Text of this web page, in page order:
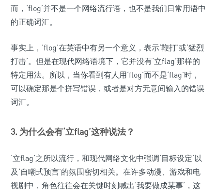
而，‘flog’并不是一个网络流行语，也不是我们日常用语中
的正确词汇。
事实上，‘flog’在英语中有另一个意义，表示‘鞭打’或‘猛烈
打击’。但是在现代网络语境下，它并没有‘立flag’那样的
特定用法。所以，当你看到有人用‘flog’而不是‘flag’时，
可以确定那是个拼写错误，或者是对方无意间输入的错误
词汇。
3. 为什么会有‘立flag’这种说法？
‘立flag’之所以流行，和现代网络文化中强调‘目标设定’以
及‘自嘲式预言’的氛围密切相关。在许多动漫、游戏和电
视剧中，角色往往会在关键时刻喊出‘我要做成某事’，这